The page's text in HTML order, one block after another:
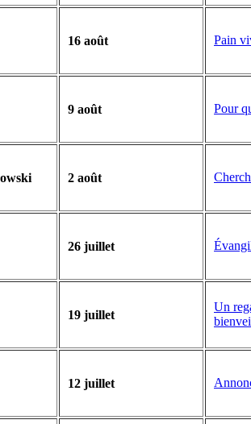
16 août Pain
9 août Pour
2 août
26 juillet
19 juillet
Un
12 juillet